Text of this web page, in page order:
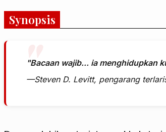
Synopsis
"Bacaan wajib... ia menghidupkan
—Steven D. Levitt, pengarang